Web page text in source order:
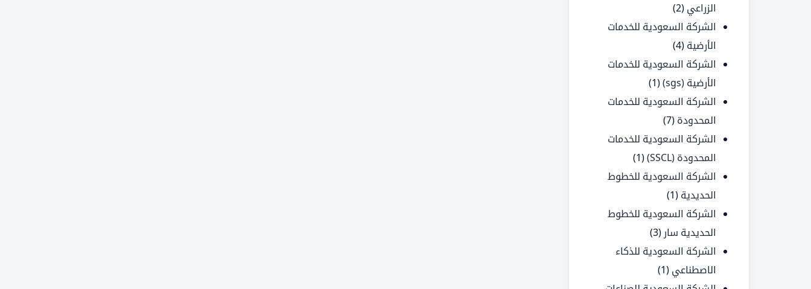
الزراعي (2)
الشركة السعودية للخدمات
الأرضية (4)
الشركة السعودية للخدمات
الأرضية (sgs)
(1)
الشركة السعودية للخدمات
المحدودة (7)
الشركة السعودية للخدمات
المحدودة (SSCL)
(1)
الشركة السعودية للخطوط
الحديدية (1)
الشركة السعودية للخطوط
الحديدية سار (3)
الشركة السعودية للذكاء
الاصطناعي (1)